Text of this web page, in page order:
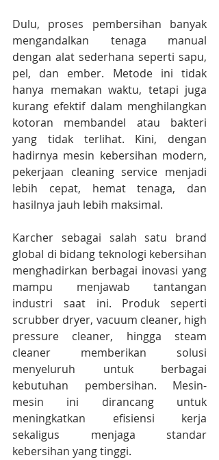
Dulu, proses pembersihan banyak
mengandalkan tenaga manual
dengan alat sederhana seperti sapu,
pel, dan ember. Metode ini tidak
hanya memakan waktu, tetapi juga
kurang efektif dalam menghilangkan
kotoran membandel atau bakteri
yang tidak terlihat. Kini, dengan
hadirnya mesin kebersihan modern,
pekerjaan cleaning service menjadi
lebih cepat, hemat tenaga, dan
hasilnya jauh lebih maksimal.
Karcher sebagai salah satu brand
global di bidang teknologi kebersihan
menghadirkan berbagai inovasi yang
mampu menjawab tantangan
industri saat ini. Produk seperti
scrubber dryer, vacuum cleaner, high
pressure cleaner, hingga steam
cleaner memberikan solusi
menyeluruh untuk berbagai
kebutuhan pembersihan. Mesin-
mesin ini dirancang untuk
meningkatkan efisiensi kerja
sekaligus menjaga standar
kebersihan yang tinggi.